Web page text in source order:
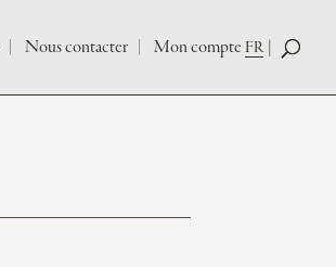
Nous contacter Mon compte FR